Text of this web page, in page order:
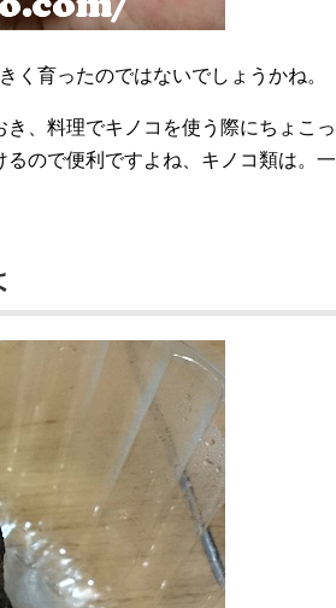
く育ったのではないでしょうかね。
、料理でキノコを使う際にちょこっ
ので便利ですよね、キノコ類は。一